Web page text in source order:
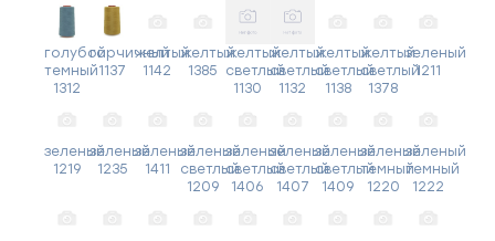
голубой
темный
1312
горчичный
1137
желтый
1142
желтый
1385
желтый
светлый
1130
желтый
светлый
1132
желтый
светлый
1138
желтый
светлый
1378
зеленый
1211
зеленый
1219
зеленый
1235
зеленый
1411
зеленый
светлый
1209
зеленый
светлый
1406
зеленый
светлый
1407
зеленый
светлый
1409
зеленый
темный
1220
зеленый
темный
1222